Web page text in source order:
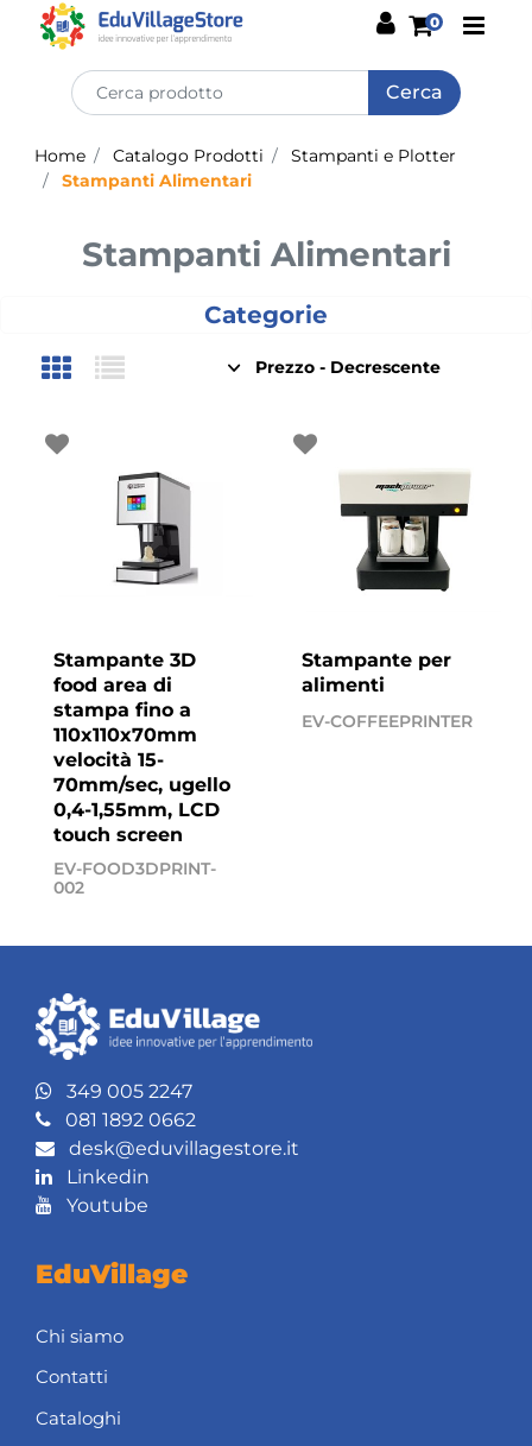
0
Home Catalogo Prodotti
Stampanti e Plotter
Stampanti Alimentari
Stampanti Alimentari
Categorie
Stampante 3D
food area di
stampa fino a
110x110x70mm
velocità 15-
70mm/sec, ugello
0,4-1,55mm, LCD
touch screen
EV-FOOD3DPRINT-
002
Stampante per
alimenti
EV-COFFEEPRINTER
349 005 2247
081 1892 0662
desk@eduvillagestore.it
Linkedin
Youtube
EduVillage
Chi siamo
Contatti
Cataloghi